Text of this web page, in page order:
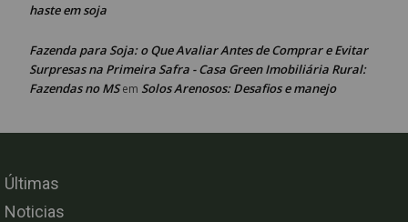
haste em soja
Fazenda para Soja: o Que Avaliar Antes de Comprar e Evitar
Surpresas na Primeira Safra - Casa Green Imobiliária Rural:
Fazendas no MSem Solos Arenosos: Desafios e manejo
Últimas
Noticias